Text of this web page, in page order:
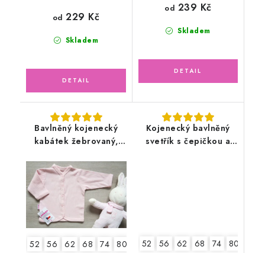
Skladem
od 229 Kč
Skladem
od 239 Kč
Bavlněný kojenecký
kabátek žebrovaný,
52 56 62 68 74 80
Kojenecký bavlněný
svetřík s čepičkou a
52 56 62 68 74 80